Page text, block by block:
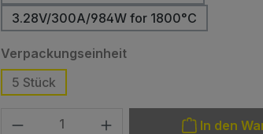
3.28V/300A/984W for 1800°C
Verpackungseinheitauswählen
5 Stück
Produkt Anzahl: Gib den gewünschten Wert
In den